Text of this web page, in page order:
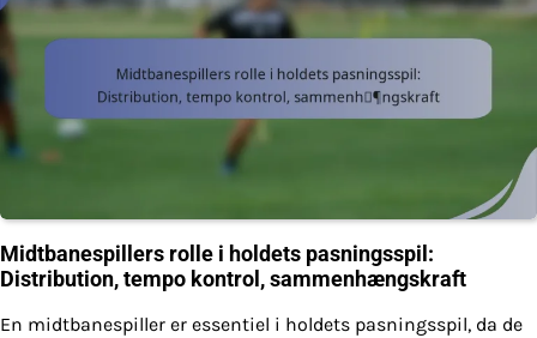
Midtbanespillers rolle i holdets pasningsspil:
Distribution, tempo kontrol, sammenhængskraft
En midtbanespiller er essentiel i holdets pasningsspil, da de